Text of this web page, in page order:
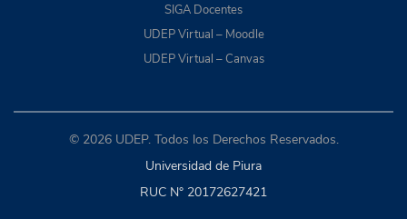
SIGA Docentes
UDEP Virtual – Moodle
UDEP Virtual – Canvas
© 2026 UDEP. Todos los Derechos Reservados.
Universidad de Piura
RUC N° 20172627421